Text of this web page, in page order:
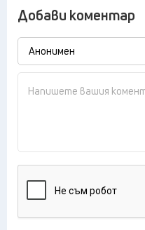
Добави коментар